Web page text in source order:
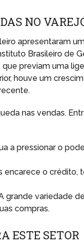
NO
apresentaram
Brasileiro de
previam uma
houve um
nas vendas.
a pressionar o
encarece o crédito,
grande variedade
compras.
ESTE SETOR